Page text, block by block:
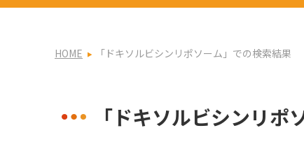
HOME 「ドキソルビシンリポソーム」での検索結果
「ドキソルビシンリ